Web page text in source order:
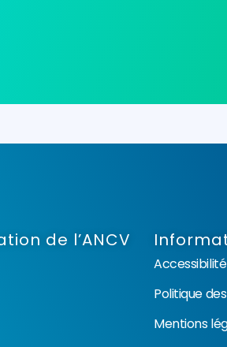
de l’ANCV
Politique
Mentions